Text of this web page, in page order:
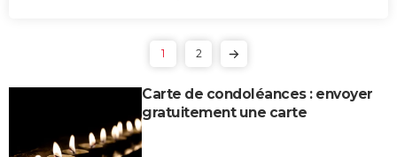
1 2
Carte de condoléances : envoyer
gratuitement une carte